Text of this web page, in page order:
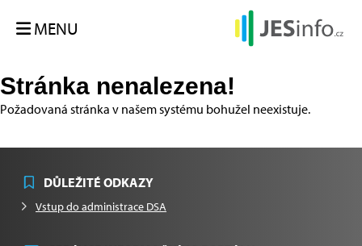
MENU
Stránka nenalezena!
Požadovaná stránka v našem systému bohužel neexistuje.
DŮLEŽITÉ ODKAZY
Vstup do administrace DSA